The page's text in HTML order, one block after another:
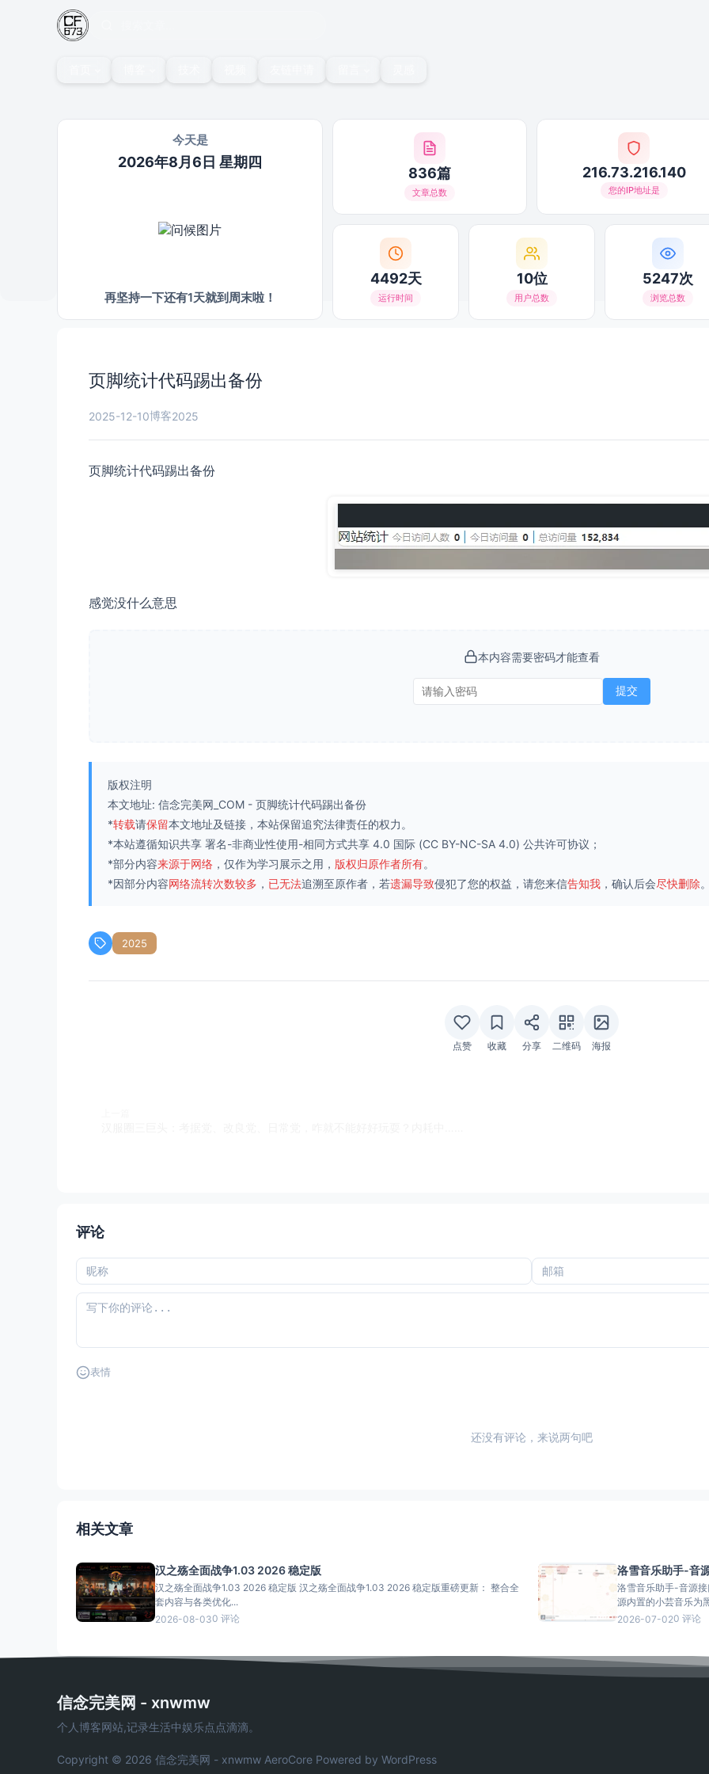
今天是
2026年8月6日 星期四
再坚持一下还有1天就到周末啦！
836篇
文章总数
216.73.216.140
您的IP地址是
4492天
运行时间
10位
用户总数
5247次
浏览总数
页脚统计代码踢出备份
2025-12-10博客2025
页脚统计代码踢出备份
感觉没什么意思
本内容需要密码才能查看
提交
版权注明
本文地址: 信念完美网_COM - 页脚统计代码踢出备份
*转载请保留本文地址及链接，本站保留追究法律责任的权力。
*本站遵循知识共享 署名-非商业性使用-相同方式共享 4.0 国际 (CC BY-NC-SA 4.0) 公共许可协议；
*部分内容来源于网络 ，仅作为学习展示之用， 版权归原作者所有。
*因部分内容网络流转次数较多 ， 已无法追溯至原作者，若遗漏导致侵犯了您的权益，请您来信告知我 ，确认后会尽快删除
2025
点赞 收藏 分享 二维码 海报
评论
表情
还没有评论，来说两句吧
相关文章
汉之殇全面战争1.03 2026 稳定版
汉之殇全面战争1.03 2026 稳定版 汉之殇全面战争1.03 2026 稳定版重磅更新： 整合全
套内容与各类优化...
2026-08-030 评论
洛雪音乐助手-音
洛雪音乐助手-音源接口 介绍： 这里提供洛雪音乐公众号独家音源和其它音
源内置的小芸音乐为
2026-07-020 评论
信念完美网 - xnwmw
个人博客网站,记录生活中娱乐点点滴滴。
Copyright © 2026 信念完美网 - xnwmw AeroCore Powered by WordPress